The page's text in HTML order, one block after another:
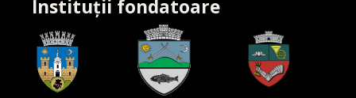
Instituții fondatoare